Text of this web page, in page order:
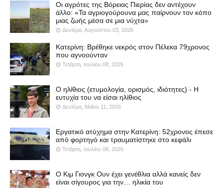
Οι αγρότες της Βόρειας Πιερίας δεν αντέχουν
άλλο: «Τα αγριογούρουνα μας παίρνουν τον κόπο
μιας ζωής μέσα σε μια νύχτα»
Δευτέρα, Αυγούστου 03, 2026
Κατερίνη: Βρέθηκε νεκρός στον Πέλεκα 79χρονος
που αγνοούνταν
Τετάρτη, Ιουλίου 08, 2026
Ο ηλίθιος (ετυμολογία, ορισμός, ιδιότητες) - Η
ευτυχία του να είσαι ηλίθιος
Δευτέρα, Μαΐου 11, 2026
Εργατικό ατύχημα στην Κατερίνη: 52χρονος έπεσε
από φορτηγό και τραυματίστηκε στο κεφάλι
Τετάρτη, Ιουλίου 08, 2026
Ο Κιμ Γιονγκ Ουν έχει γενέθλια αλλά κανείς δεν
είναι σίγουρος για την… ηλικία του